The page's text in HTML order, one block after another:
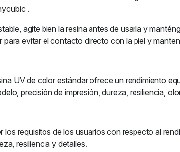
.
agite bien la resina antes de usarla y
evitar el contacto directo con la piel y
UV de color estándar ofrece un rendimiento
precisión de impresión, dureza, resiliencia,
requisitos de los usuarios con respecto al
resiliencia y detalles.